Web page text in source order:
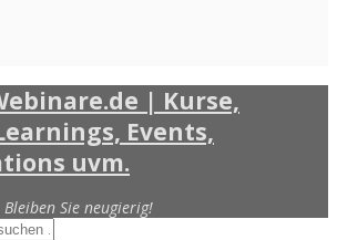
Bleiben Sie neugierig!